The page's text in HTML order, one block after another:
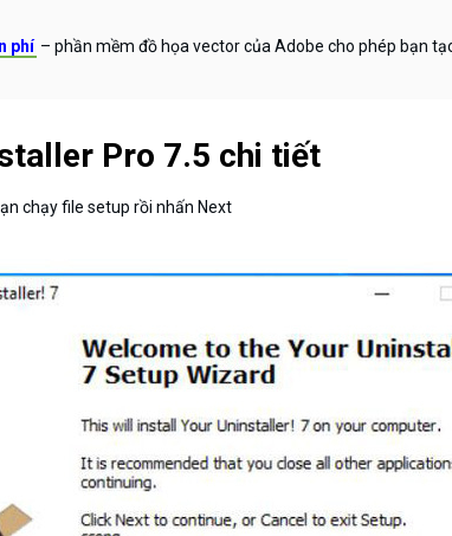
phí – phần mềm đồ họa vector của Adobe cho phép bạn
Pro 7.5 chi tiết
chạy file setup rồi nhấn Next